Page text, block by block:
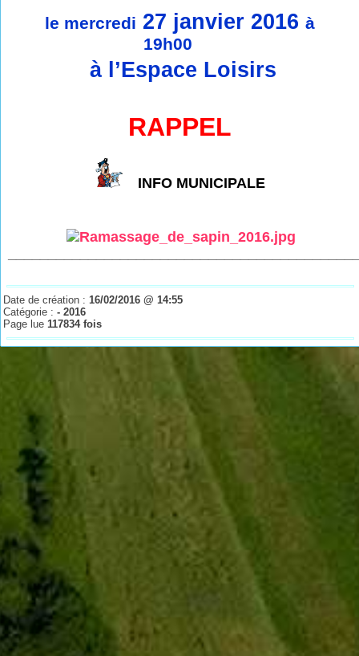
le mercredi 27 janvier 2016à
19h00
à l’Espace Loisirs
RAPPEL
INFO MUNICIPALE
Date de création :16/02/2016 @ 14:55
Catégorie :- 2016
Page lue117834 fois